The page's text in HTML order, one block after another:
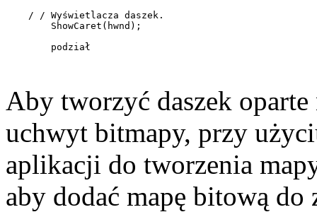
    / / Wyświetlacza daszek.
        ShowCaret(hwnd);
        podział
Aby tworzyć daszek
uchwyt bitmapy, przy
aplikacji do tworzenia
aby dodać mapę bitową